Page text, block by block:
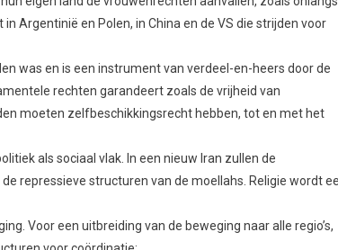
zullen niet beantwoorden aan de behoefte aan
voor een nieuw parlement zullen degenen die zich
de gewone mensen die nu de strijd leiden. Het huidige
die gebaseerd zijn op de organen van strijd die zich
nieuwe democratie op, gebaseerd op de macht en de
van vrouwen, boeren en jongeren;
van het staatsapparaat, de Revolutionaire Garde
beheer van de economie, met name van
onder arbeiderscontrole;
staatsstructuur en maak openbaar waar de rijkdom die
is gebleven, wie de vertegenwoordigers van het regime